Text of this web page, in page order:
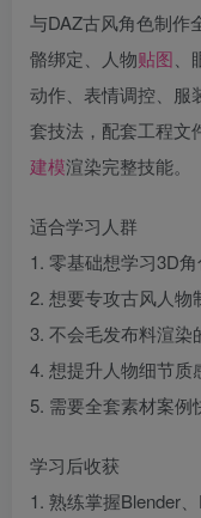
与DAZ古风角色制作
骼绑定、人物贴图
动作、表情调控、服
套技法，配套工程文
建模渲染完整技能。
适合学习人群
1. 零基础想学习3D
2. 想要专攻古风人物
3. 不会毛发布料渲染
4. 想提升人物细节质
5. 需要全套素材案例
学习后收获
1. 熟练掌握Blender